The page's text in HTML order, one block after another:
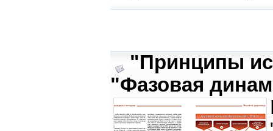
"Принципы
"Фазовая